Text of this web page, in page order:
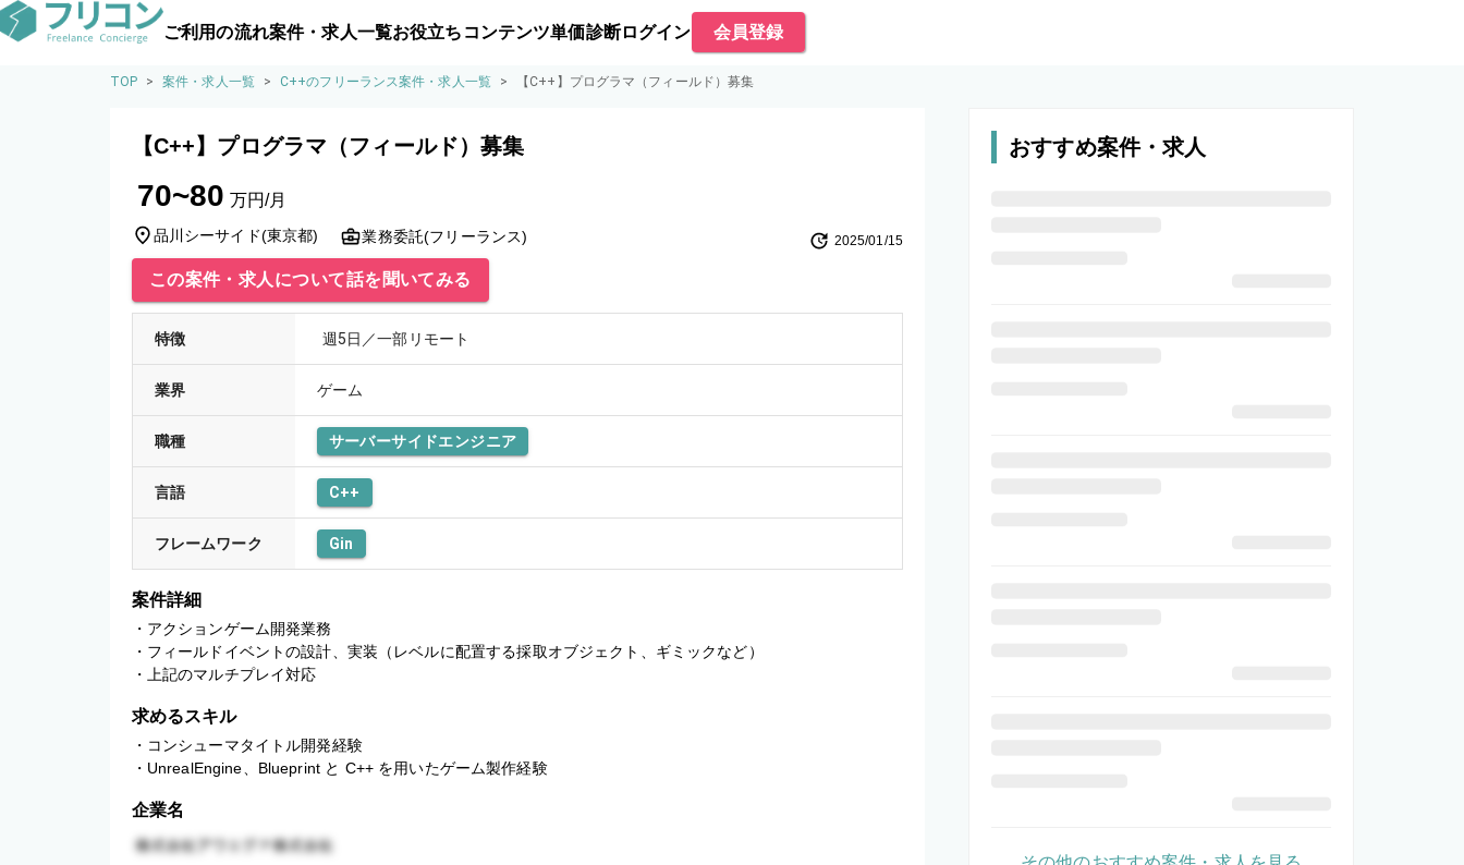
ご利用の流れ案件・求人一覧お役立ちコンテンツ単価診断ログイン 会員登録
TOP > 案件・求人一覧 > C++のフリーランス案件・求人一覧 > 【C++】プログラマ（フィールド）募集
【C++】プログラマ（フィールド）募集
70~80 万円/月
品川シーサイド(東京都) 業務委託(フリーランス) 2025/01/15
この案件・求人について話を聞いてみる
特徴 週5日／一部リモート
業界 ゲーム
職種 サーバーサイドエンジニア
言語 C++
フレームワーク Gin
案件詳細
・アクションゲーム開発業務
・フィールドイベントの設計、実装（レベルに配置する採取オブジェクト、ギミックなど）
・上記のマルチプレイ対応
求めるスキル
・コンシューマタイトル開発経験
・UnrealEngine、Blueprint と C++ を用いたゲーム製作経験
企業名
おすすめ案件・求人